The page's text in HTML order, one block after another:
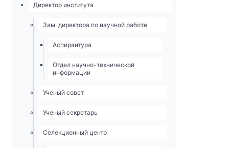
Директор института
Зам. директора по научной работе
Аспирантура
Отдел научно-технической
информации
Ученый совет
Ученый секретарь
Селекционный центр